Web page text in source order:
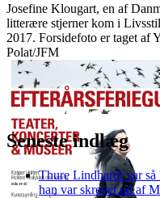
Josefine Klougart, en af
litterære stjerner kom i
2017. Forsidefoto er taget af
Polat/JFM
Seneste indlæg
Thure Lindhardt var så
han var skrevet ud af